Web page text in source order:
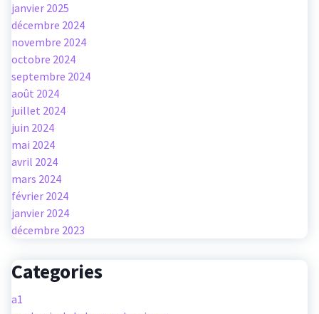
janvier 2025
décembre 2024
novembre 2024
octobre 2024
septembre 2024
août 2024
juillet 2024
juin 2024
mai 2024
avril 2024
mars 2024
février 2024
janvier 2024
décembre 2023
Categories
a1